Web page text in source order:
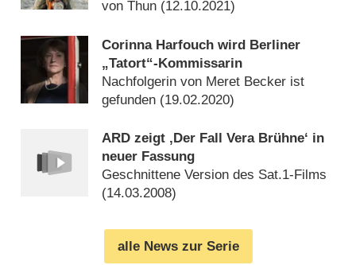
von Thun (12.10.2021)
Corinna Harfouch wird Berliner
„Tatort“-Kommissarin
Nachfolgerin von Meret Becker ist
gefunden (19.02.2020)
ARD zeigt ‚Der Fall Vera Brühne‘ in
neuer Fassung
Geschnittene Version des Sat.1-Films
(14.03.2008)
alle News zur Serie